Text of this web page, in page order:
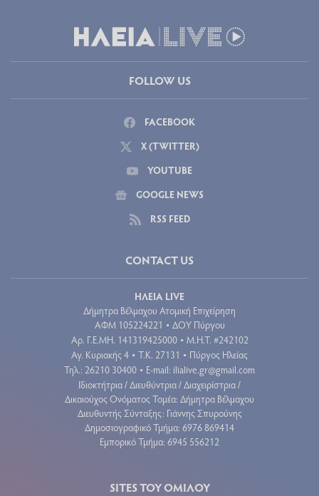
FOLLOW US
FACEBOOK
X (TWITTER)
YOUTUBE
GOOGLE NEWS
RSS FEED
CONTACT US
ΗΛΕΙΑ LIVE
Δήμητρα Βέλμαχου Ατομική Επιχείρηση
ΑΦΜ 105224221 • ΔΟΥ Πύργου
Aρ. Γ.Ε.ΜΗ. 141319425000 • Μ.Η.Τ. #242102
Αγ. Κυριακής 4 • Τ.Κ. 27131 • Πύργος Ηλείας
Τηλ.: 26210 30400 • E-mail: ilialive.gr@gmail.com
Ιδιοκτήτρια / Διευθύντρια / Διαχειρίστρια /
Δικαιούχος Ονόματος Τομέα: Δήμητρα Βέλμαχου
Διευθυντής Σύνταξης: Γιάννης Σπυρούνης
Δημοσιογραφικό Τμήμα: 6976 869414
Εμπορικό Τμήμα: 6945 556212
SITES ΤΟΥ ΟΜΙΛΟΥ